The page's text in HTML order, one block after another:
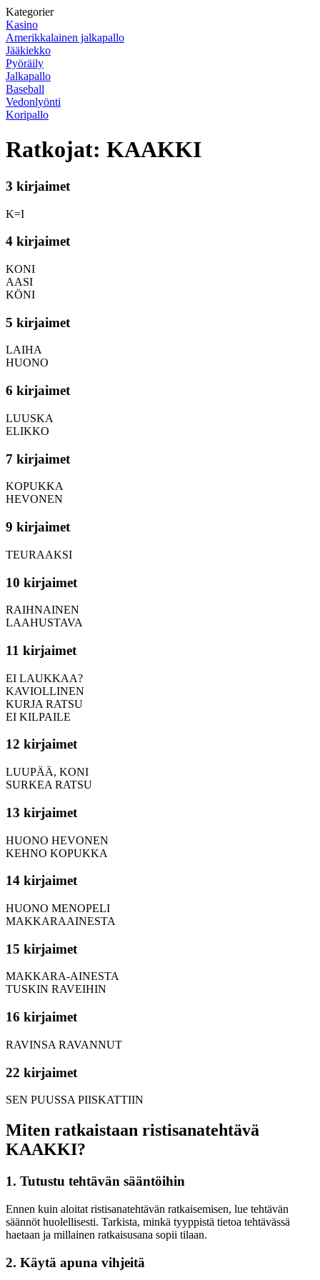
Kategorier
Kasino
Amerikkalainen jalkapallo
Jääkiekko
Pyöräily
Jalkapallo
Baseball
Vedonlyönti
Koripallo
Ratkojat: KAAKKI
3 kirjaimet
K=I
4 kirjaimet
KONI
AASI
KÖNI
5 kirjaimet
LAIHA
HUONO
6 kirjaimet
LUUSKA
ELIKKO
7 kirjaimet
KOPUKKA
HEVONEN
9 kirjaimet
TEURAAKSI
10 kirjaimet
RAIHNAINEN
LAAHUSTAVA
11 kirjaimet
EI LAUKKAA?
KAVIOLLINEN
KURJA RATSU
EI KILPAILE
12 kirjaimet
LUUPÄÄ, KONI
SURKEA RATSU
13 kirjaimet
HUONO HEVONEN
KEHNO KOPUKKA
14 kirjaimet
HUONO MENOPELI
MAKKARAAINESTA
15 kirjaimet
MAKKARA-AINESTA
TUSKIN RAVEIHIN
16 kirjaimet
RAVINSA RAVANNUT
22 kirjaimet
SEN PUUSSA PIISKATTIIN
Miten ratkaistaan ristisanatehtävä
KAAKKI?
1. Tutustu tehtävän sääntöihin
Ennen kuin aloitat ristisanatehtävän ratkaisemisen, lue tehtävän
säännöt huolellisesti. Tarkista, minkä tyyppistä tietoa tehtävässä
haetaan ja millainen ratkaisusana sopii tilaan.
2. Käytä apuna vihjeitä